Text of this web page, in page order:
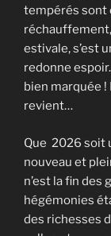
tempérés sont
estivale, s’est
redonne
bien marquée
revient…
Que 2026 soit
nouveau et
n’est la fin des
hégémonies
des richesses